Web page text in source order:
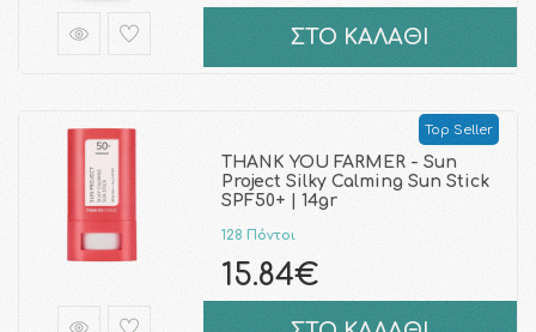
ΣΤΟ ΚΑΛΑΘΙ
Top Seller
THANK YOU FARMER - Sun
Project Silky Calming Sun Stick
SPF50+ | 14gr
128 Πόντοι
15.84€